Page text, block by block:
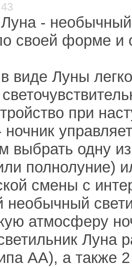
-
своей форме и
виде Луны
при
ночник
выбрать одну
полнолуние)
смены с
необычный
атмосферу
Луна
АА), а также